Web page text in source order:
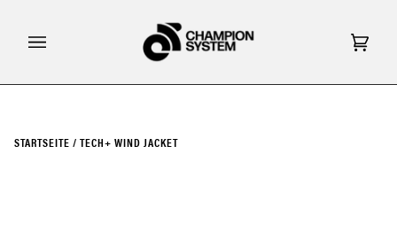
Inhalt
STARTSEITE / TECH+ WIND JACKET